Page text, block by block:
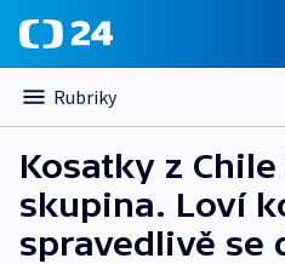
Rubriky
Kosatky z
skupina. Loví
spravedlivě se